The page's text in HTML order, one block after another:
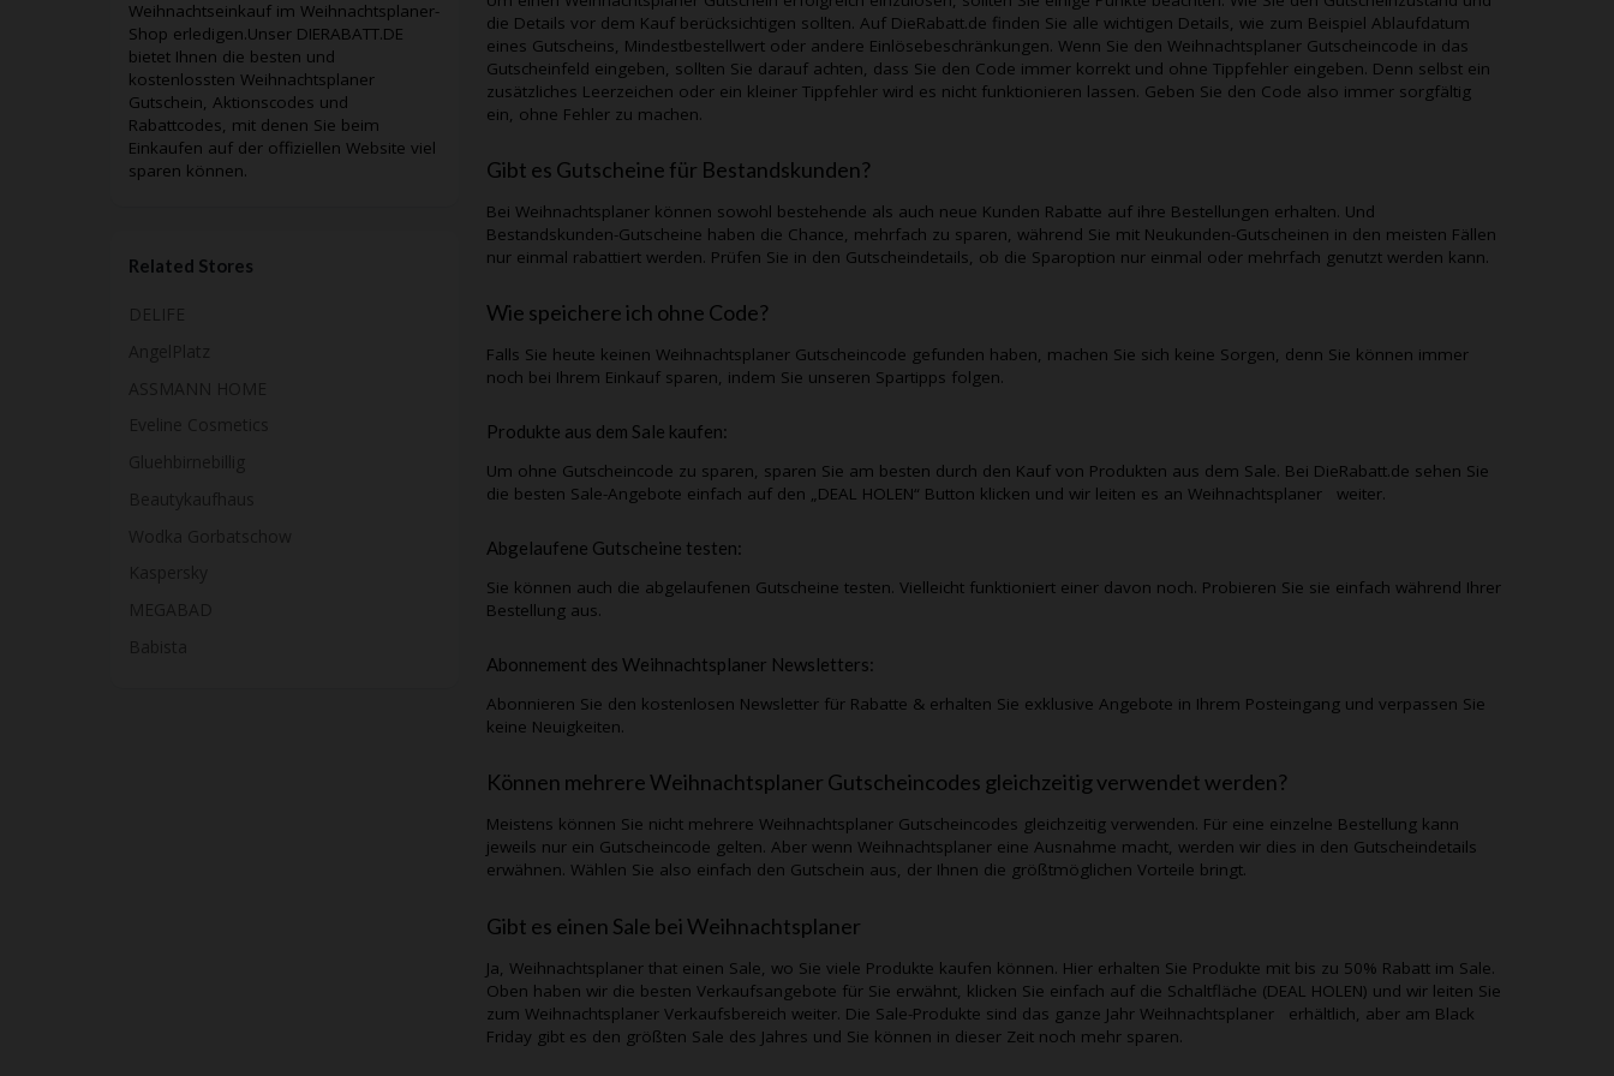
die Details vor dem Kauf berücksichtigen sollten. Auf DieRabatt.de finden Sie alle wichtigen Details, wie zum Beispiel Ablaufdatum
eines Gutscheins, Mindestbestellwert oder andere Einlösebeschränkungen. Wenn Sie denWeihnachtsplaner Gutscheincode in das
Gutscheinfeld eingeben, sollten Sie darauf achten, dass Sie den Code immer korrekt und ohne Tippfehler eingeben. Denn selbst ein
zusätzliches Leerzeichen oder ein kleiner Tippfehler wird es nicht funktionieren lassen. Geben Sie den Code also immer sorgfältig
ein, ohne Fehler zu machen.
Gibt es Gutscheine für Bestandskunden?
BeiWeihnachtsplaner können sowohl bestehende als auch neue Kunden Rabatte auf ihre Bestellungen erhalten. Und
Bestandskunden-Gutscheine haben die Chance, mehrfach zu sparen, während Sie mit Neukunden-Gutscheinen in den meisten Fällen
nur einmal rabattiert werden. Prüfen Sie in den Gutscheindetails, ob die Sparoption nur einmal oder mehrfach genutzt werden kann.
Wie speichere ich ohne Code?
Falls Sie heute keinenWeihnachtsplaner Gutscheincode gefunden haben, machen Sie sich keine Sorgen, denn Sie können immer
noch bei Ihrem Einkauf sparen, indem Sie unseren Spartipps folgen.
Produkte aus dem Sale kaufen:
Um ohne Gutscheincode zu sparen, sparen Sie am besten durch den Kauf von Produkten aus dem Sale. Bei DieRabatt.de sehen Sie
die besten Sale-Angebote einfach auf den „DEAL HOLEN“ Button klicken und wir leiten es anWeihnachtsplaner weiter.
Abgelaufene Gutscheine testen:
Sie können auch die abgelaufenen Gutscheine testen. Vielleicht funktioniert einer davon noch. Probieren Sie sie einfach während Ihrer
Bestellung aus.
Abonnement desWeihnachtsplaner Newsletters:
Abonnieren Sie den kostenlosen Newsletter für Rabatte & erhalten Sie exklusive Angebote in Ihrem Posteingang und verpassen Sie
keine Neuigkeiten.
Können mehrereWeihnachtsplaner Gutscheincodes gleichzeitig verwendet werden?
Meistens können Sie nicht mehrereWeihnachtsplaner Gutscheincodes gleichzeitig verwenden. Für eine einzelne Bestellung kann
jeweils nur ein Gutscheincode gelten. Aber wennWeihnachtsplaner eine Ausnahme macht, werden wir dies in den Gutscheindetails
erwähnen. Wählen Sie also einfach den Gutschein aus, der Ihnen die größtmöglichen Vorteile bringt.
Gibt es einen Sale beiWeihnachtsplaner
Ja,Weihnachtsplanerthat einen Sale, wo Sie viele Produkte kaufen können. Hier erhalten Sie Produkte mit bis zu 50% Rabatt im Sale.
Oben haben wir die besten Verkaufsangebote für Sie erwähnt, klicken Sie einfach auf die Schaltfläche (DEAL HOLEN) und wir leiten Sie
zumWeihnachtsplanerVerkaufsbereich weiter. Die Sale-Produkte sind das ganze JahrWeihnachtsplaner erhältlich, aber am Black
Friday gibt es den größten Sale des Jahres und Sie können in dieser Zeit noch mehr sparen.
Weihnachtseinkauf im Weihnachtsplaner-
Shop erledigen.Unser DIERABATT.DE
bietet Ihnen die besten und
kostenlossten Weihnachtsplaner
Gutschein, Aktionscodes und
Rabattcodes, mit denen Sie beim
Einkaufen auf der offiziellen Website viel
sparen können.
Related Stores